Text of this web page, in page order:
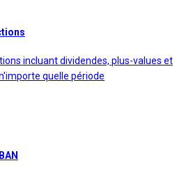
incluant dividendes, plus-values et
quelle période